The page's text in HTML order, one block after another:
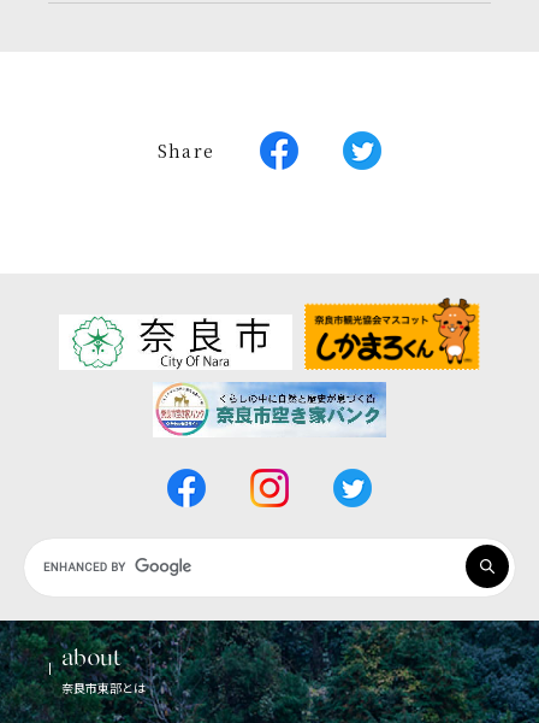
Share
Google
カ
ス
タ
ム
検
about
奈良市東部とは